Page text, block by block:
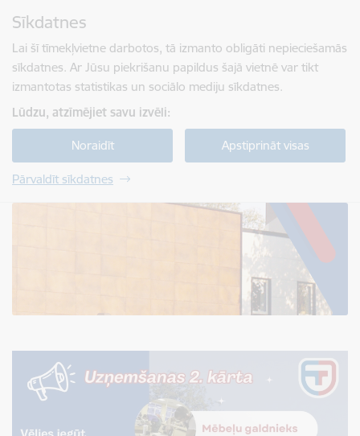
Sīkdatnes
Lai šī tīmekļvietne darbotos, tā izmanto obligāti nepieciešamās
sīkdatnes. Ar Jūsu piekrišanu papildus šajā vietnē var tikt
izmantotas statistikas un sociālo mediju sīkdatnes.
Lūdzu, atzīmējiet savu izvēli:
Noraidīt Apstiprināt visas
Pārvaldīt sīkdatnes